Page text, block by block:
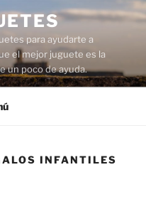
para ayudarte a
el mejor juguete es la
un poco de ayuda.
INFANTILES